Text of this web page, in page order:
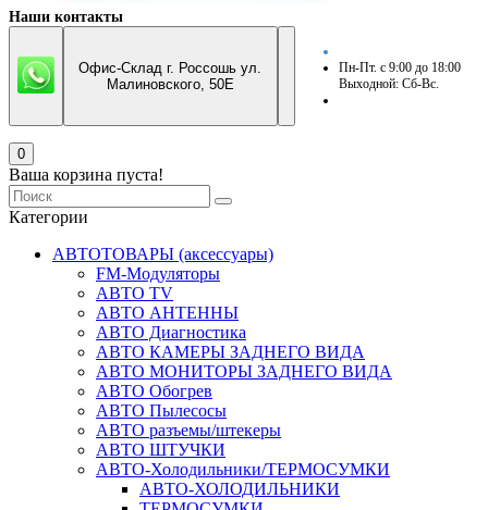
Наши контакты
Офис-Склад г. Россошь ул.
Малиновского, 50Е
Пн-Пт. с 9:00 до 18:00
Выходной: Сб-Вс.
0
Ваша корзина пуста!
Категории
АВТОТОВАРЫ (аксессуары)
FM-Модуляторы
АВТО TV
АВТО АНТЕННЫ
АВТО Диагностика
АВТО КАМЕРЫ ЗАДНЕГО ВИДА
АВТО МОНИТОРЫ ЗАДНЕГО ВИДА
АВТО Обогрев
АВТО Пылесосы
АВТО разъемы/штекеры
АВТО ШТУЧКИ
АВТО-Холодильники/ТЕРМОСУМКИ
АВТО-ХОЛОДИЛЬНИКИ